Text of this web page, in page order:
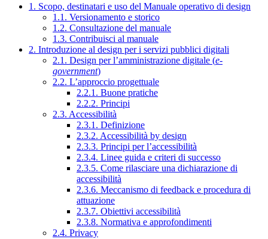
1. Scopo, destinatari e uso del Manuale operativo di design
1.1. Versionamento e storico
1.2. Consultazione del manuale
1.3. Contribuisci al manuale
2. Introduzione al design per i servizi pubblici digitali
2.1. Design per l’amministrazione digitale (e-
government)
2.2. L’approccio progettuale
2.2.1. Buone pratiche
2.2.2. Principi
2.3. Accessibilità
2.3.1. Definizione
2.3.2. Accessibilità by design
2.3.3. Principi per l’accessibilità
2.3.4. Linee guida e criteri di successo
2.3.5. Come rilasciare una dichiarazione di
accessibilità
2.3.6. Meccanismo di feedback e procedura di
attuazione
2.3.7. Obiettivi accessibilità
2.3.8. Normativa e approfondimenti
2.4. Privacy